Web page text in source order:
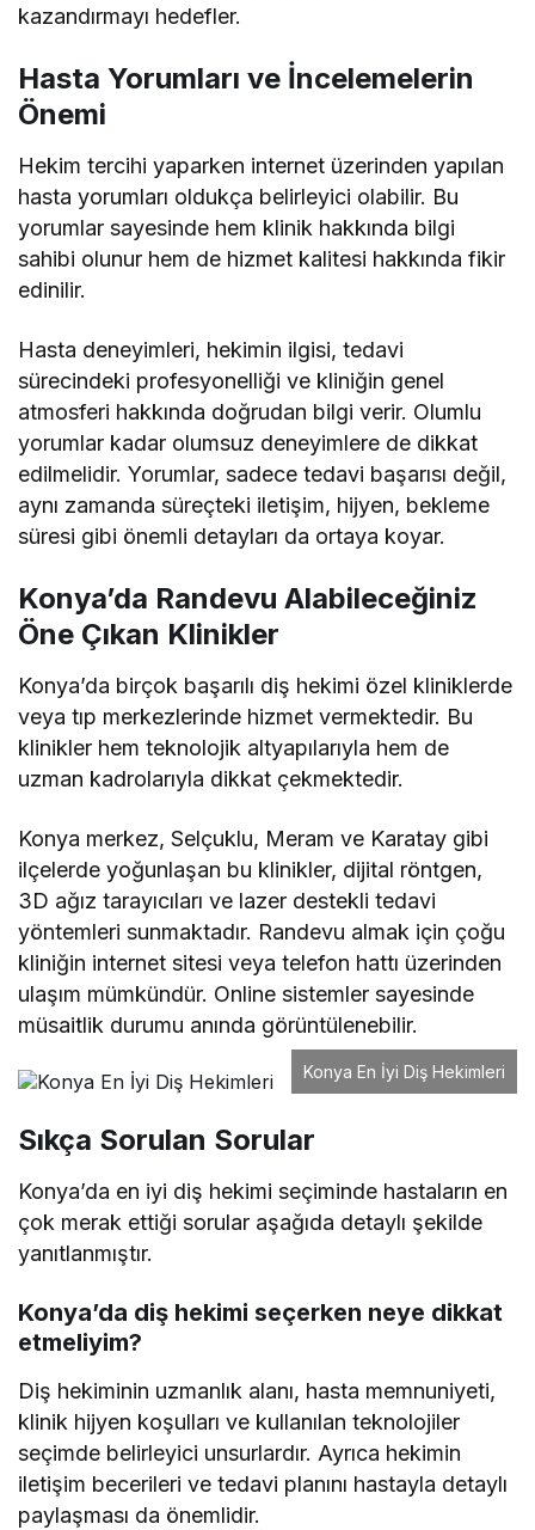
kazandırmayı hedefler.
Hasta Yorumları ve İncelemelerin
Önemi
Hekim tercihi yaparken internet üzerinden yapılan
hasta yorumları oldukça belirleyici olabilir. Bu
yorumlar sayesinde hem klinik hakkında bilgi
sahibi olunur hem de hizmet kalitesi hakkında fikir
edinilir.
Hasta deneyimleri, hekimin ilgisi, tedavi
sürecindeki profesyonelliği ve kliniğin genel
atmosferi hakkında doğrudan bilgi verir. Olumlu
yorumlar kadar olumsuz deneyimlere de dikkat
edilmelidir. Yorumlar, sadece tedavi başarısı değil,
aynı zamanda süreçteki iletişim, hijyen, bekleme
süresi gibi önemli detayları da ortaya koyar.
Konya’da Randevu Alabileceğiniz
Öne Çıkan Klinikler
Konya’da birçok başarılı diş hekimi özel kliniklerde
veya tıp merkezlerinde hizmet vermektedir. Bu
klinikler hem teknolojik altyapılarıyla hem de
uzman kadrolarıyla dikkat çekmektedir.
Konya merkez, Selçuklu, Meram ve Karatay gibi
ilçelerde yoğunlaşan bu klinikler, dijital röntgen,
3D ağız tarayıcıları ve lazer destekli tedavi
yöntemleri sunmaktadır. Randevu almak için çoğu
kliniğin internet sitesi veya telefon hattı üzerinden
ulaşım mümkündür. Online sistemler sayesinde
müsaitlik durumu anında görüntülenebilir.
Konya En İyi Diş Hekimleri
Sıkça Sorulan Sorular
Konya’da en iyi diş hekimi seçiminde hastaların en
çok merak ettiği sorular aşağıda detaylı şekilde
yanıtlanmıştır.
Konya’da diş hekimi seçerken neye dikkat
etmeliyim?
Diş hekiminin uzmanlık alanı, hasta memnuniyeti,
klinik hijyen koşulları ve kullanılan teknolojiler
seçimde belirleyici unsurlardır. Ayrıca hekimin
iletişim becerileri ve tedavi planını hastayla detaylı
paylaşması da önemlidir.